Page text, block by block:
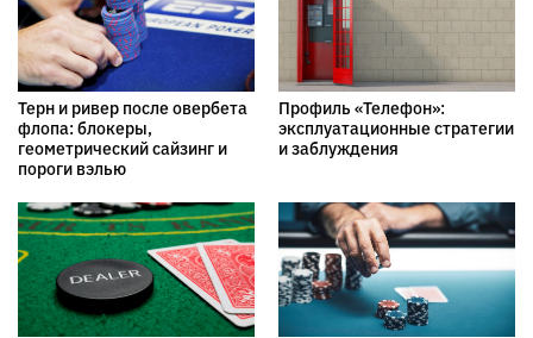
Терн и ривер после овербета
флопа: блокеры,
геометрический сайзинг и
пороги вэлью
Профиль «Телефон»:
эксплуатационные стратегии
и заблуждения